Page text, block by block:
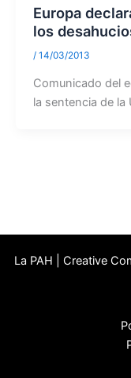
Europa
los
/ 14/03/2013
Comunicado del
la sentencia de la
La PAH | Creative